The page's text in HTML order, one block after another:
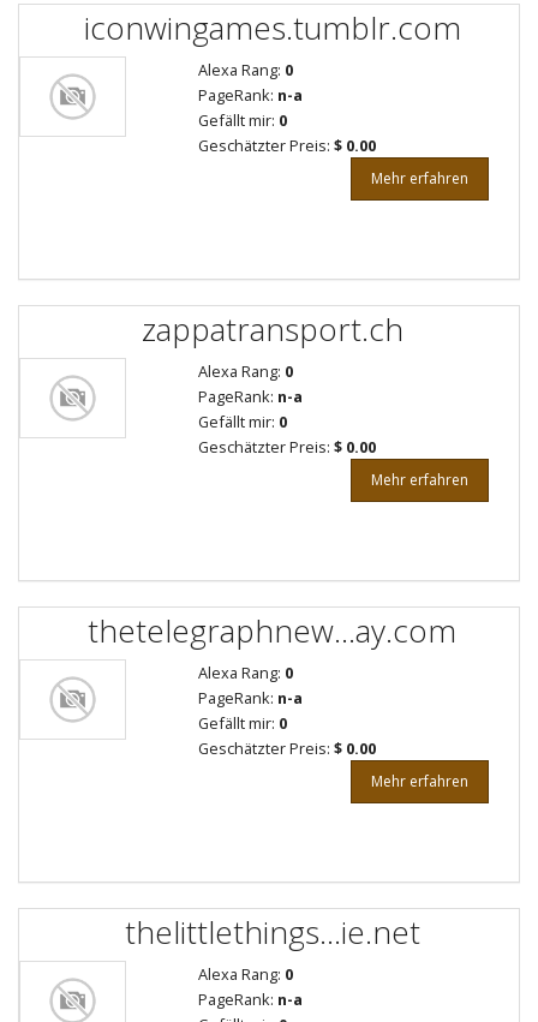
iconwingames.tumblr.com
Alexa Rang: 0
PageRank: n-a
Gefällt mir: 0
Geschätzter Preis: $ 0.00
Mehr erfahren
zappatransport.ch
Alexa Rang: 0
PageRank: n-a
Gefällt mir: 0
Geschätzter Preis: $ 0.00
Mehr erfahren
thetelegraphnew...ay.com
Alexa Rang: 0
PageRank: n-a
Gefällt mir: 0
Geschätzter Preis: $ 0.00
Mehr erfahren
thelittlethings...ie.net
Alexa Rang: 0
PageRank: n-a